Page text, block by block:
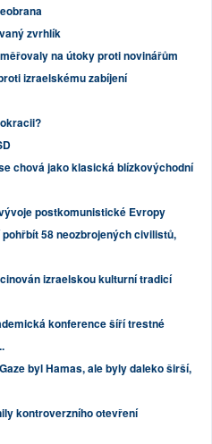
zvrhlík
na útoky proti novinářům
izraelskému zabíjení
chová jako klasická blízkovýchodní
postkomunistické Evropy
58 neozbrojených civilistů,
izraelskou kulturní tradicí
konference šíří trestné
byl Hamas, ale byly daleko širší,
kontroverzního otevření